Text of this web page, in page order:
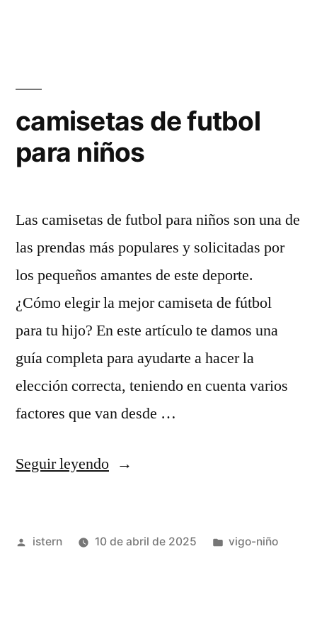
camisetas de futbol
para niños
Las camisetas de futbol para niños son una de
las prendas más populares y solicitadas por
los pequeños amantes de este deporte.
¿Cómo elegir la mejor camiseta de fútbol
para tu hijo? En este artículo te damos una
guía completa para ayudarte a hacer la
elección correcta, teniendo en cuenta varios
factores que van desde …
Seguir leyendo«camisetas
para
Publicado
istern 10 de abril de 2025
Publicado
vigo-niño